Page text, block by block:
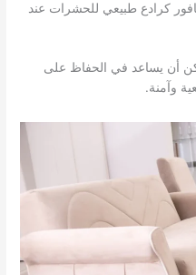
كرادع طبيعي للحشرات عند
أن يساعد في الحفاظ على
وآمنة.